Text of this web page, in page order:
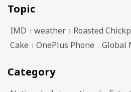
Topic
IMD weather Roasted
Cake
OnePlus Phone Global
Category